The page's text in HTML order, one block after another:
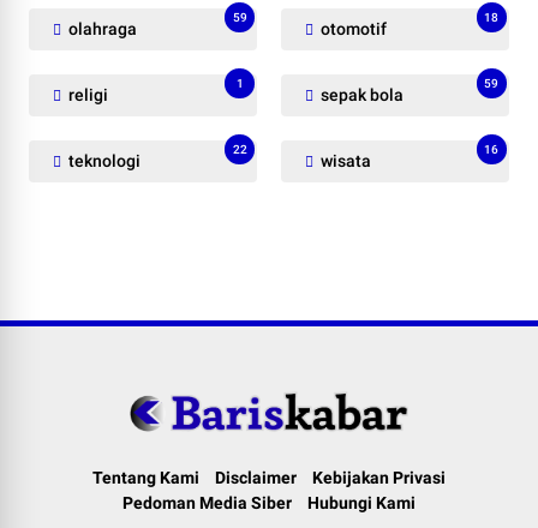
olahraga
59
otomotif
18
religi
1
sepak bola
59
teknologi
22
wisata
16
Tentang Kami Disclaimer
Kebijakan Privasi
Pedoman Media Siber
Hubungi Kami